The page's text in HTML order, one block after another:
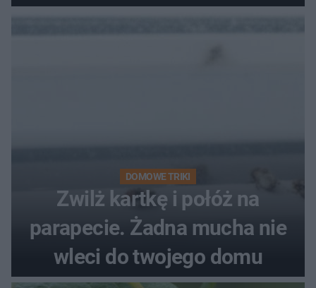
DOMOWE TRIKI
Zwilż kartkę i połóż na
parapecie. Żadna mucha nie
wleci do twojego domu